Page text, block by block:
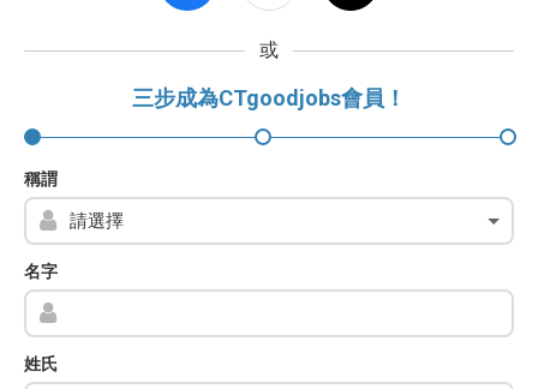
或
三步成為CTgoodjobs會員！
稱謂
名字
姓氏